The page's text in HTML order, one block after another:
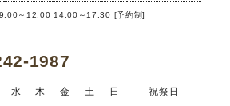
～12:00 14:00～17:30 [予約制]
1987
水 木 金 土 日 祝祭日